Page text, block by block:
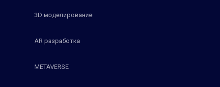
3D моделирование
AR разработка
METAVERSE